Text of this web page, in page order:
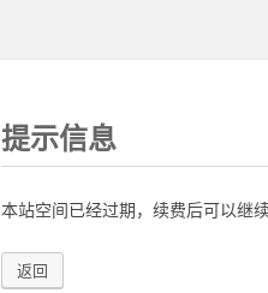
提示信息
本站空间已经过期，续费后可以继
返回